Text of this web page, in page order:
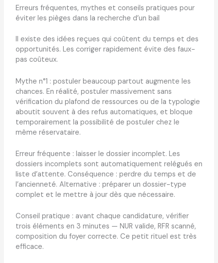
Erreurs fréquentes, mythes et conseils pratiques pour
éviter les pièges dans la recherche d’un bail
Il existe des idées reçues qui coûtent du temps et des
opportunités. Les corriger rapidement évite des faux-
pas coûteux.
Mythe n°1 : postuler beaucoup partout augmente les
chances. En réalité, postuler massivement sans
vérification du plafond de ressources ou de la typologie
aboutit souvent à des refus automatiques, et bloque
temporairement la possibilité de postuler chez le
même réservataire.
Erreur fréquente : laisser le dossier incomplet. Les
dossiers incomplets sont automatiquement relégués en
liste d’attente. Conséquence : perdre du temps et de
l’ancienneté. Alternative : préparer un dossier-type
complet et le mettre à jour dès que nécessaire.
Conseil pratique : avant chaque candidature, vérifier
trois éléments en 3 minutes — NUR valide, RFR scanné,
composition du foyer correcte. Ce petit rituel est très
efficace.